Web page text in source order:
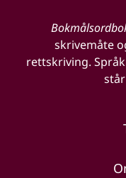
skrivemåte
rettskriving.